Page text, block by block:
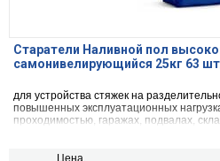
Старатели Наливной пол
самонивелирующийся 25кг 63
для устройства стяжек на
повышенных эксплуатационных
проходимостью, гаражах, подвалах,